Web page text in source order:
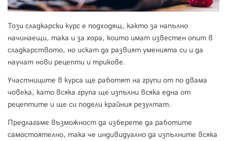
Този сладкарски курс е подходящ, както за напълно
начинаещи, така и за хора, които имат известен опит в
сладкарството, но искат да развият уменията си и да
научат нови рецепти и трикове.
Участниците в курса ще работят на групи от по двама
човека, като всяка група ще изпълни всяка една от
рецептите и ще си подели крайния резултат.
Предлагаме възможност да изберете да работите
самостоятелно, така че индивидуално да изпълните всяка